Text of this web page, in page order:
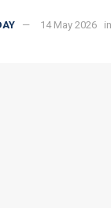
14 May 2026 in